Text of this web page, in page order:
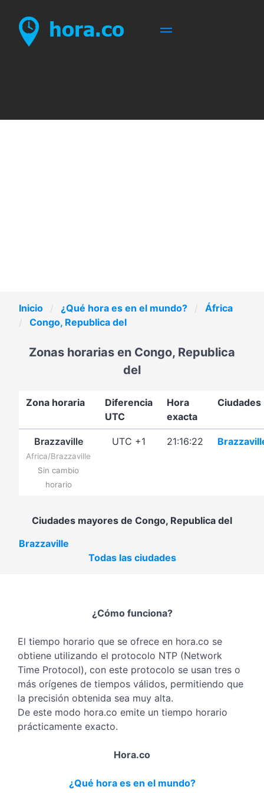
Inicio ¿Qué hora es en el mundo?
África
Congo, Republica del
Zonas horarias en Congo, Republica
del
Zona horaria
Diferencia
UTC
Hora
exacta
Ciudades
Brazzaville
Africa/Brazzaville
Sin cambio
horario
UTC +1 21:16:22
Ciudades mayores de Congo, Republica del
Brazzaville
Todas las ciudades
¿Cómo funciona?
El tiempo horario que se ofrece en hora.co se
obtiene utilizando el protocolo NTP (Network
Time Protocol), con este protocolo se usan tres o
más orígenes de tiempos válidos, permitiendo que
la precisión obtenida sea muy alta.
De este modo hora.co emite un tiempo horario
prácticamente exacto.
Hora.co
¿Qué hora es en el mundo?